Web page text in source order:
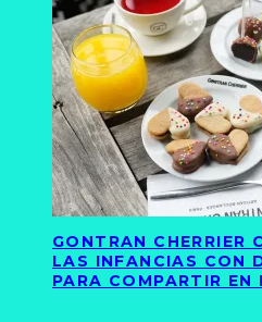
GONTRAN CHERRIER
LAS INFANCIAS CON
PARA COMPARTIR EN